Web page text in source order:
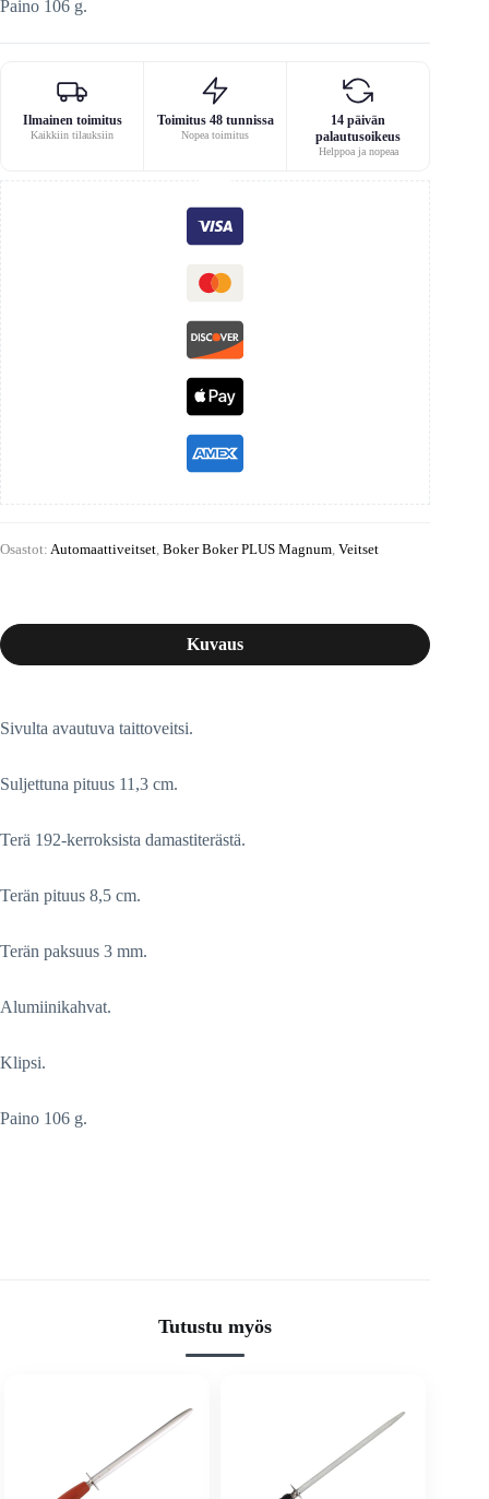
Paino 106 g.
Ilmainen toimitus
Kaikkiin tilauksiin
Toimitus 48 tunnissa
Nopea toimitus
14 päivän
palautusoikeus
Helppoa ja nopeaa
Osastot: Automaattiveitset, Boker Boker PLUS Magnum, Veitset
Kuvaus
Sivulta avautuva taittoveitsi.
Suljettuna pituus 11,3 cm.
Terä 192-kerroksista damastiterästä.
Terän pituus 8,5 cm.
Terän paksuus 3 mm.
Alumiinikahvat.
Klipsi.
Paino 106 g.
Tutustu myös